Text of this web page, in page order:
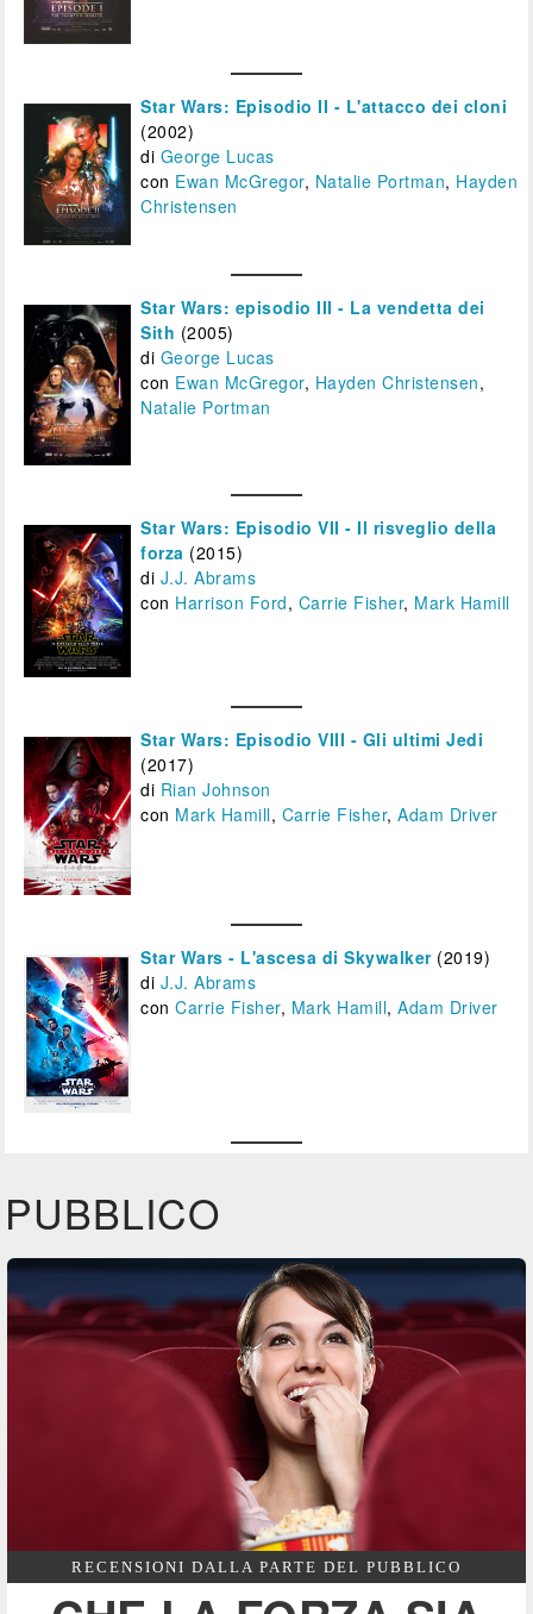
Star Wars: Episodio II - L'attacco dei cloni
(2002)
di George Lucas
con Ewan McGregor, Natalie Portman, Hayden
Christensen
Star Wars: episodio III - La vendetta dei
Sith (2005)
di George Lucas
con Ewan McGregor, Hayden Christensen,
Natalie Portman
Star Wars: Episodio VII - Il risveglio della
forza (2015)
di J.J. Abrams
con Harrison Ford, Carrie Fisher, Mark Hamill
Star Wars: Episodio VIII - Gli ultimi Jedi
(2017)
di Rian Johnson
con Mark Hamill, Carrie Fisher,Adam Driver
Star Wars - L'ascesa di Skywalker(2019)
di J.J. Abrams
conCarrie Fisher, Mark Hamill,Adam Driver
PUBBLICO
RECENSIONI DALLA PARTE DEL PUBBLICO